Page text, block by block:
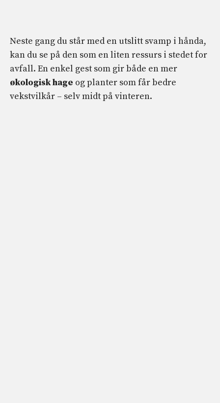
Neste gang du står med en utslitt svamp i hånda,
kan du se på den som en liten ressurs i stedet for
avfall. En enkel gest som gir både en mer
økologisk hage og planter som får bedre
vekstvilkår – selv midt på vinteren.